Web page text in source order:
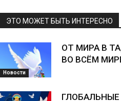
ЭТО МОЖЕТ БЫТЬ ИНТЕРЕСНО
Новости
ОТ МИРА В
ВО ВСЁМ